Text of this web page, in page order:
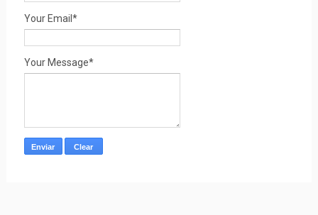
Your Email*
Your Message*